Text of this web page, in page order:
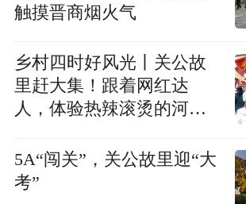
触摸晋商烟火气
乡村四时好风光丨关公故
里赶大集！跟着网红达
人，体验热辣滚烫的河东
5A“闯关”，关公故里迎“大
考”